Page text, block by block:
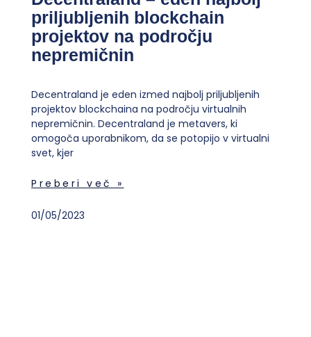
priljubljenih blockchain
projektov na področju
nepremičnin
Decentraland je eden izmed najbolj priljubljenih
projektov blockchaina na področju virtualnih
nepremičnin. Decentraland je metavers, ki
omogoča uporabnikom, da se potopijo v virtualni
svet, kjer
Preberi več »
01/05/2023